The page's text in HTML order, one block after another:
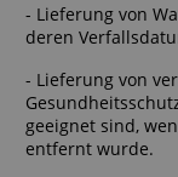
- Lieferung von
deren
- Lieferung von
geeignet sind,
entfernt wurde.